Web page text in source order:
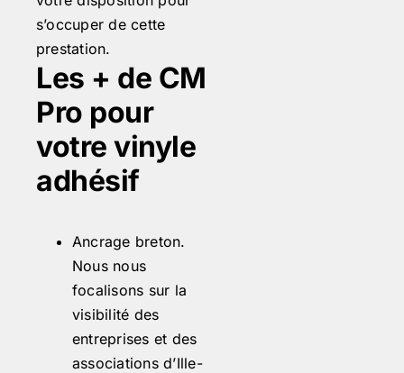
s’occuper de cette
prestation.
Les + de CM
Pro pour
votre vinyle
adhésif
Ancrage breton.
Nous nous
focalisons sur la
visibilité des
entreprises et des
associations d’Ille-